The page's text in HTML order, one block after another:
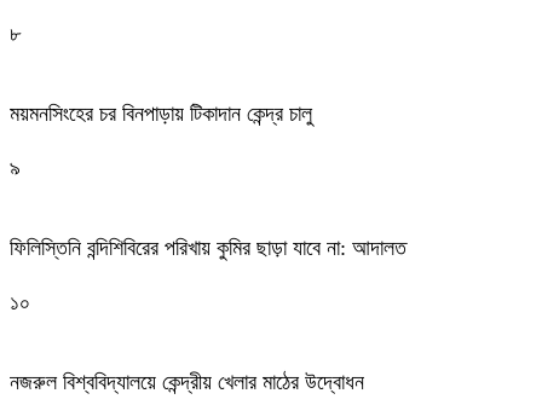
৮
ময়মনসিংহের চর বিনপাড়ায় টিকাদান কেন্দ্র চালু
৯
ফিলিস্তিনি বন্দিশিবিরের পরিখায় কুমির ছাড়া যাবে না: আদালত
১০
নজরুল বিশ্ববিদ্যালয়ে কেন্দ্রীয় খেলার মাঠের উদ্বোধন